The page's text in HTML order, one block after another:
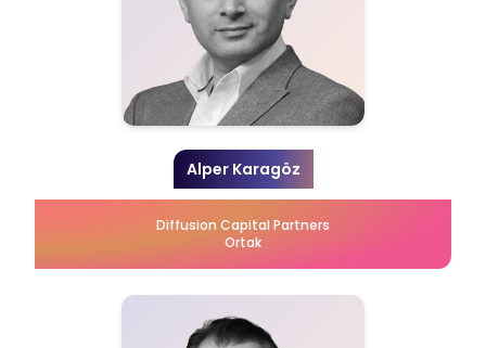
Alper Karagöz
Diffusion Capital Partners
Ortak